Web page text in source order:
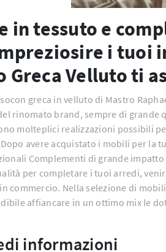
in tessuto e
i tuoi
Greca Velluto ti
greca in velluto di Mastro
rinomato brand, sempre di grande
molteplici realizzazioni possibili
avere acquistato i mobili per la
Complementi di grande
per completare i tuoi arredi,
commercio. Nella selezione di
affiancare in un ottimo mix le
informazioni